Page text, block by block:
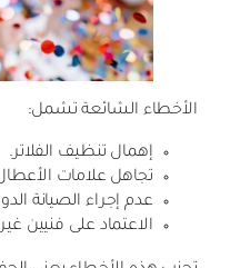
الأخطاء الشائعة تشمل:
إهمال تنظيف الفلاتر.
تجاهل علامات
عدم إجراء الصيانة
الاعتماد على فنيين